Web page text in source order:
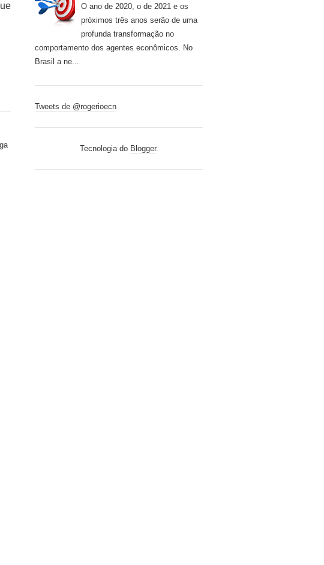
O ano de 2020, o de 2021 e os
próximos três anos serão de uma
profunda transformação no
comportamento dos agentes econômicos. No
Brasil a ne...
Tweets de @rogerioecn
Tecnologia do Blogger.